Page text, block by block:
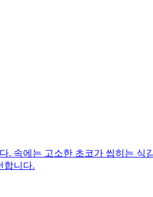
. 속에는 고소한 초코가 씹히는
합니다.